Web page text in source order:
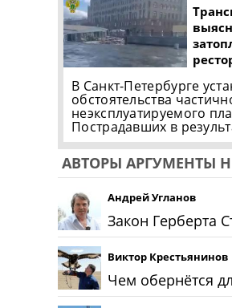
В Санкт-Петербурге
обстоятельства
неэксплуатируемого
Пострадавших в
АВТОРЫ АРГУМЕНТЫ
Андрей Угланов
Закон Герберта
Виктор Крестьянинов
Чем обернётся